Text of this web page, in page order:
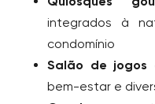
integrados à
condomínio
Salão de jogos
bem-estar e